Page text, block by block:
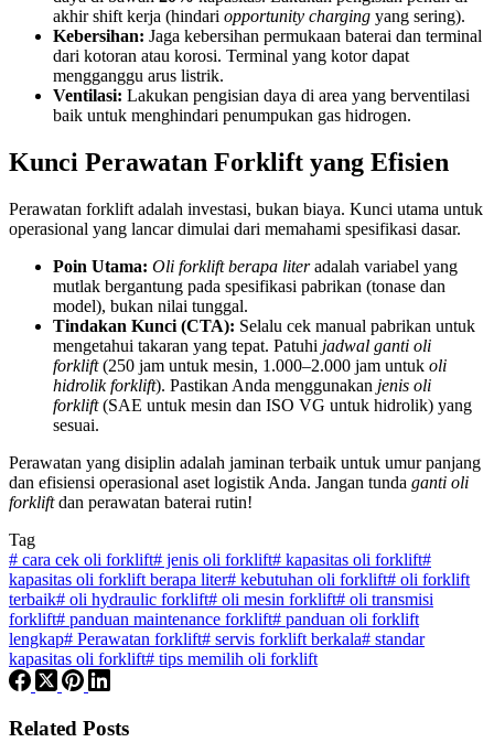
akhir shift kerja (hindari opportunity charging yang sering).
Kebersihan: Jaga kebersihan permukaan baterai dan terminal
dari kotoran atau korosi. Terminal yang kotor dapat
mengganggu arus listrik.
Ventilasi: Lakukan pengisian daya di area yang berventilasi
baik untuk menghindari penumpukan gas hidrogen.
Kunci Perawatan Forklift yang Efisien
Perawatan forklift adalah investasi, bukan biaya. Kunci utama untuk
operasional yang lancar dimulai dari memahami spesifikasi dasar.
Poin Utama: Oli forklift berapa literadalah variabel yang
mutlak bergantung pada spesifikasi pabrikan (tonase dan
model), bukan nilai tunggal.
Tindakan Kunci (CTA): Selalu cek manual pabrikan untuk
mengetahui takaran yang tepat. Patuhi jadwal ganti oli
forklift(250 jam untuk mesin, 1.000–2.000 jam untuk oli
hidrolik forklift). Pastikan Anda menggunakan jenis oli
forklift(SAE untuk mesin dan ISO VG untuk hidrolik) yang
sesuai.
Perawatan yang disiplin adalah jaminan terbaik untuk umur panjang
dan efisiensi operasional aset logistik Anda. Jangan tunda ganti oli
forkliftdan perawatan baterai rutin!
Tag
# cara cek oli forklift# jenis oli forklift# kapasitas oli forklift#
kapasitas oli forklift berapa liter# kebutuhan oli forklift# oli forklift
terbaik# oli hydraulic forklift# oli mesin forklift# oli transmisi
forklift# panduan maintenance forklift# panduan oli forklift
lengkap# Perawatan forklift# servis forklift berkala# standar
kapasitas oli forklift# tips memilih oli forklift
Related Posts